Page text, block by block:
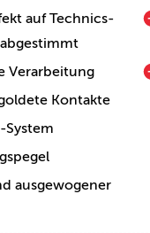
auf Technics-
Verarbeitung
Kontakte
System
ausgewogener